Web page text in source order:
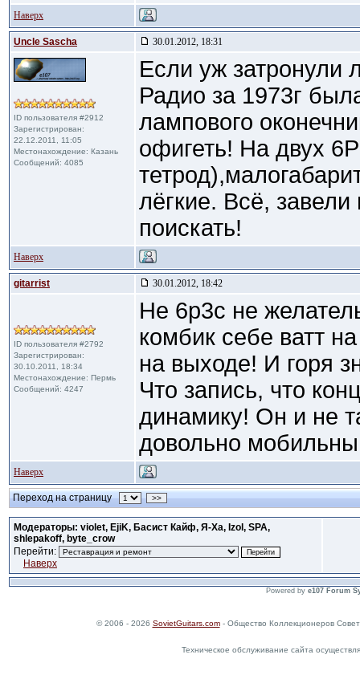
Наверх
Uncle Sascha 30.01.2012, 18:31
ID пользователя #2912
Зарегистрирован:
22.12.2011, 11:05
Местонахождение: Казань
Сообщений: 4085
Если уж затронули
Радио за 1973г
лампового
офигеть! На двух
лёгкие. Всё,
поискать!
Наверх
gitarrist 30.01.2012, 18:42
ID пользователя #2792
Зарегистрирован:
30.10.2011, 18:34
Местонахождение: Пермь
Сообщений: 4247
Не 6р3с не
комбик себе ватт
на выходе! И горя
Что запись, что
динамику! Он и не
довольно
Наверх
Переход на страницу >>
Модераторы: violet, EjiK, Басист Кайф, Я-Ха, Izol, SPA,
shlepakoff, byte_crow
Перейти:
Наверх
Powered by e107 Forum
© 2006 - 2026 SovietGuitars.com- Общество Коллекционеров
Техническое обслуживание сайта